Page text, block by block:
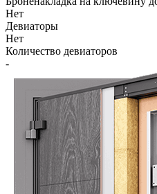
Нет
Девиаторы
Нет
Количество девиаторов
-